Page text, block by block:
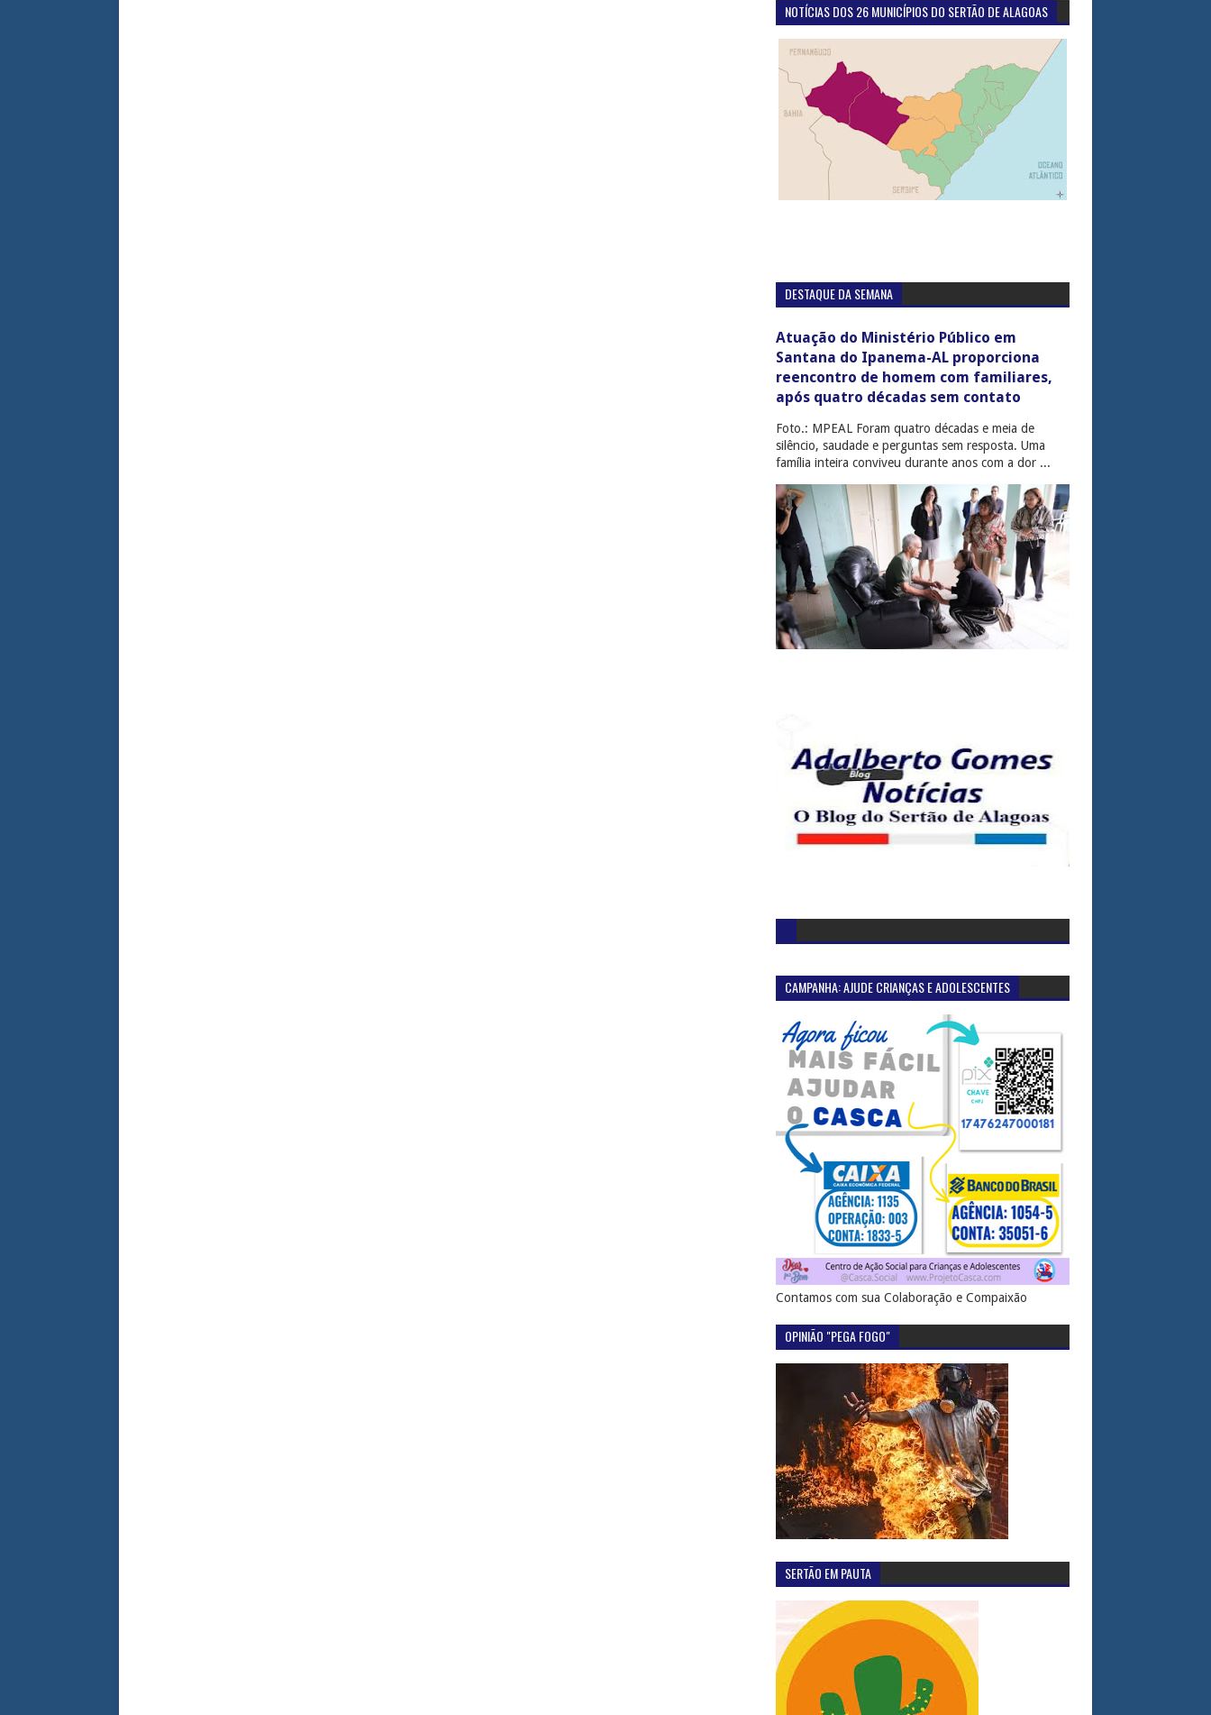
NOTÍCIAS DOS 26 MUNICÍPIOS DO SERTÃO DE ALAGOAS
DESTAQUE DA SEMANA
Atuação do Ministério Público em
Santana do Ipanema-AL proporciona
reencontro de homem com familiares,
após quatro décadas sem contato
Foto.: MPEAL Foram quatro décadas e meia de
silêncio, saudade e perguntas sem resposta. Uma
família inteira conviveu durante anos com a dor ...
CAMPANHA: AJUDE CRIANÇAS E ADOLESCENTES
Contamos com sua Colaboração e Compaixão
OPINIÃO "PEGA FOGO"
SERTÃO EM PAUTA